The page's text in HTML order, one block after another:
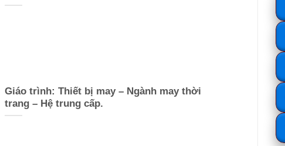
Giáo trình: Thiết bị may – Ngành may thời
trang – Hệ trung cấp.